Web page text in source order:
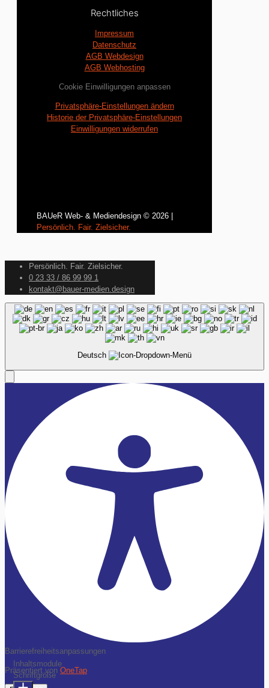
Rechtliches
Impressum
Datenschutz
AGB Webdesign
AGB Webhosting
Cookie Einwilligungen anpassen
Privatsphäre-Einstellungen ändern
Historie der Privatsphäre-Einstellungen
Einwilligungen widerrufen
BAUeR Web- & Mediendesign © 2026 |
Persönlich. Fair. Zielsicher.
Persönlich. Fair. Zielsicher.
0 23 33 / 86 99 99 1
kontakt@bauer-medien.design
Deutsch
Barrierefreiheitsanpassungen
Präsentiert von OneTap
Inhaltsmodule
Schriftgröße